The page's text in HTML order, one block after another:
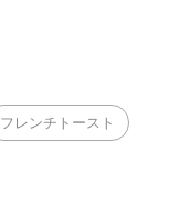
フレンチトースト